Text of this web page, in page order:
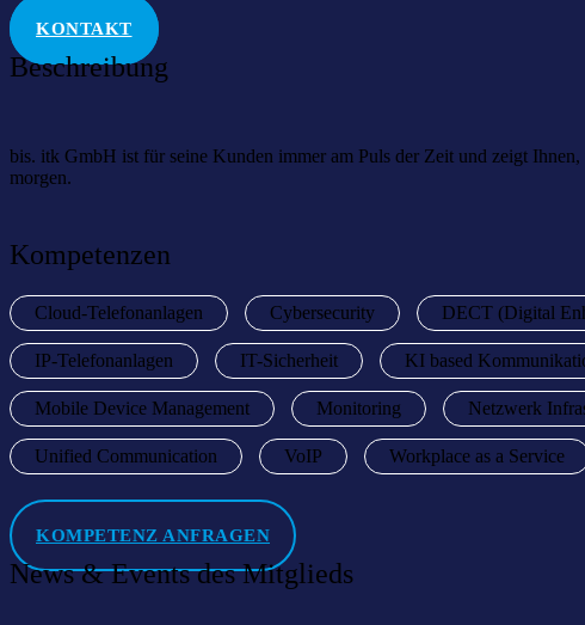
KONTAKT
Beschreibung
bis. itk GmbH ist für seine Kunden immer am Puls der Zeit und zeigt
morgen.
Kompetenzen
Cloud-Telefonanlagen Cybersecurity DECT (Digital
IP-Telefonanlagen IT-Sicherheit KI based
Mobile Device Management Monitoring Netzwerk
Unified Communication VoIP Workplace as a Service
KOMPETENZ ANFRAGEN
News & Events des Mitglieds